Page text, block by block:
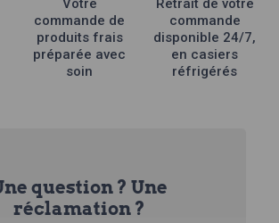
Votre
commande de
produits frais
préparée avec
soin
Retrait de votre
commande
disponible 24/7,
en casiers
réfrigérés
question ? Une
réclamation ?